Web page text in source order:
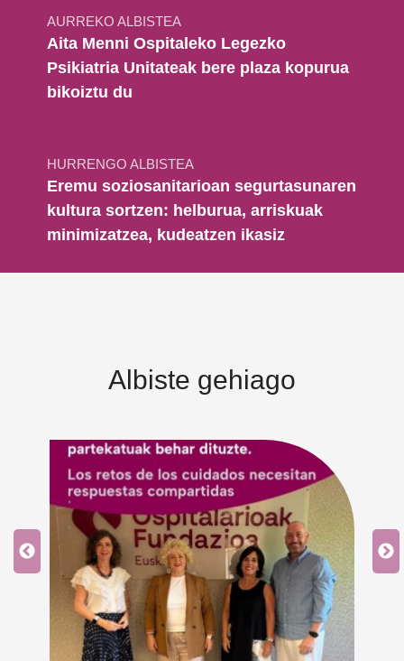
AURREKO ALBISTEA
Aita Menni Ospitaleko Legezko
Psikiatria Unitateak bere plaza kopurua
bikoiztu du
HURRENGO ALBISTEA
Eremu soziosanitarioan segurtasunaren
kultura sortzen: helburua, arriskuak
minimizatzea, kudeatzen ikasiz
Albiste gehiago